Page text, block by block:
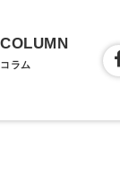
COLUMN
コラム